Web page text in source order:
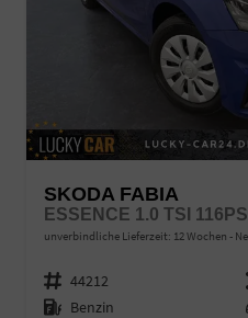
SKODA FABIA
ESSENCE 1.0 TSI
unverbindliche Lieferzeit: 12 Wochen
Fahrzeugnr. 44212
Kraftstoff Benzin